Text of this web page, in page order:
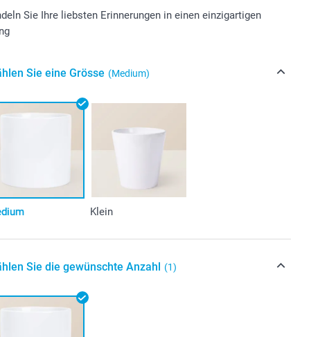
Sie Ihre liebsten Erinnerungen in einen einzigartigen
Sie eine Grösse (Medium)
Klein
Sie die gewünschte Anzahl (1)